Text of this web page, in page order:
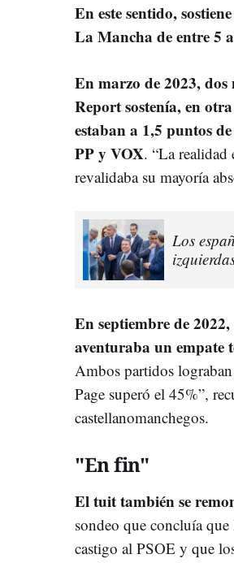
En este sentido,
La Mancha de entre 5
En marzo de 2023, dos
Report sostenía, en
estaban a 1,5 puntos
PP y VOX. “La realidad
revalidaba su mayoría
Los
En septiembre de
aventuraba un empate
Ambos partidos
Page superó el 45%”,
castellanomanchegos.
"En fin"
El tuit también se
sondeo que concluía
castigo al PSOE y que